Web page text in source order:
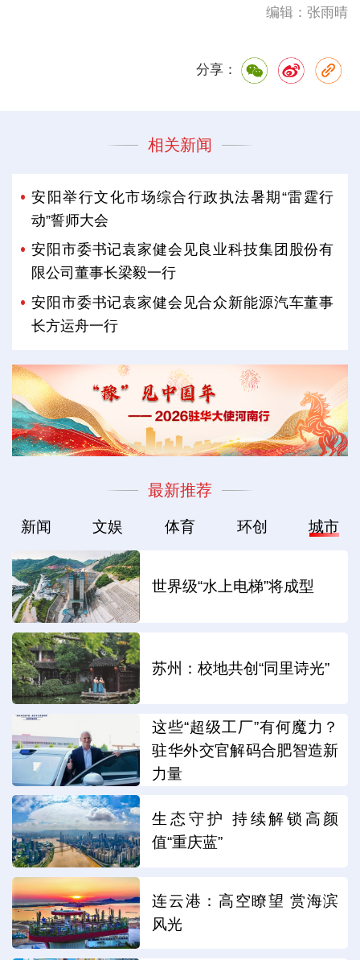
编辑：张雨晴
分享：
相关新闻
安阳举行文化市场综合行政执法暑期“雷霆行
动”誓师大会
安阳市委书记袁家健会见良业科技集团股份有
限公司董事长梁毅一行
安阳市委书记袁家健会见合众新能源汽车董事
长方运舟一行
最新推荐
新闻 文娱 体育 环创 城市
世界级“水上电梯”将成型
苏州：校地共创“同里诗光”
这些“超级工厂”有何魔力？
驻华外交官解码合肥智造新
力量
生态守护 持续解锁高颜
值“重庆蓝”
连云港：高空瞭望 赏海滨
风光